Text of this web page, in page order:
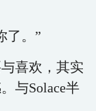
了。”
喜欢，其实
与Solace半